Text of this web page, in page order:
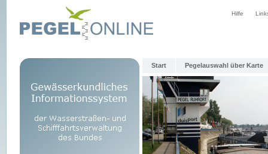
Hilfe
Start Pegelauswahl über Karte